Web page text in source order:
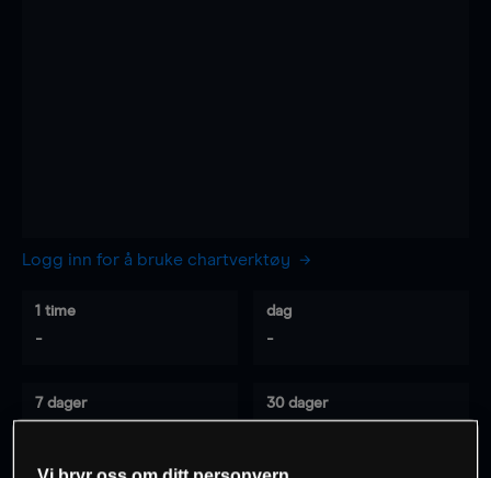
Logg inn for å bruke chartverktøy
1 time
-
dag
-
7 dager 30 dager